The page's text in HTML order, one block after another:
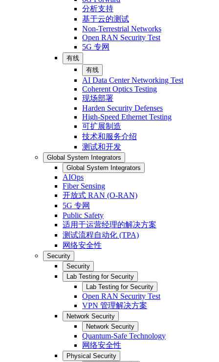
分析支持
基于云的测试
Non-Terrestrial Networks
Open RAN Security Test
5G 专网
有线
有线
AI Data Center Networking Test
Coherent Optics Testing
现场部署
Harden Security Defenses
High-Speed Ethernet Testing
可扩展制造
技术和服务介绍
测试和开发
Global System Integrators
Global System Integrators
AIOps
Fiber Sensing
开放式 RAN (O-RAN)
5G 专网
Public Safety
适用于运营经理的解决方案
测试流程自动化 (TPA)
网络安全性
Security
Security
Lab Testing for Security
Lab Testing for Security
Open RAN Security Test
VPN 管理解决方案
Network Security
Network Security
Quantum-Safe Technology
网络安全性
Physical Security